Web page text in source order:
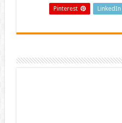
LinkedIn
Pinterest